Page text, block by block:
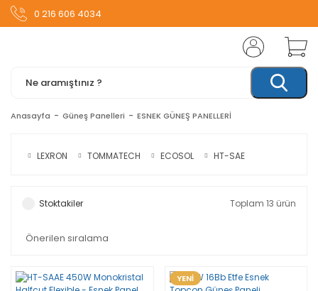
0 216 606 4034
Anasayfa Güneş Panelleri ESNEK GÜNEŞ PANELLERİ
LEXRON TOMMATECH ECOSOL HT-SAE
Stoktakiler Toplam 13 ürün
YENİ